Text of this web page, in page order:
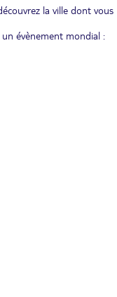
la ville dont vous
évènement mondial :